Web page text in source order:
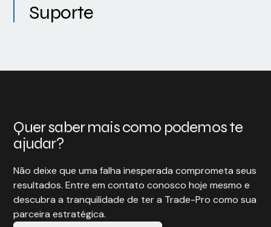
Suporte
Quer saber mais como podemos te
ajudar?
Não deixe que uma falha inesperada comprometa seus
resultados. Entre em contato conosco hoje mesmo e
descubra a tranquilidade de ter a Trade-Pro como sua
parceira estratégica.